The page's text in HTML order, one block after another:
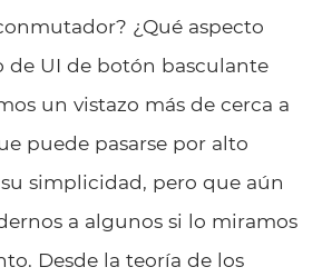
¿Qué aspecto
de UI de botón basculante
un vistazo más de cerca a
puede pasarse por alto
simplicidad, pero que aún
a algunos si lo miramos
Desde la teoría de los